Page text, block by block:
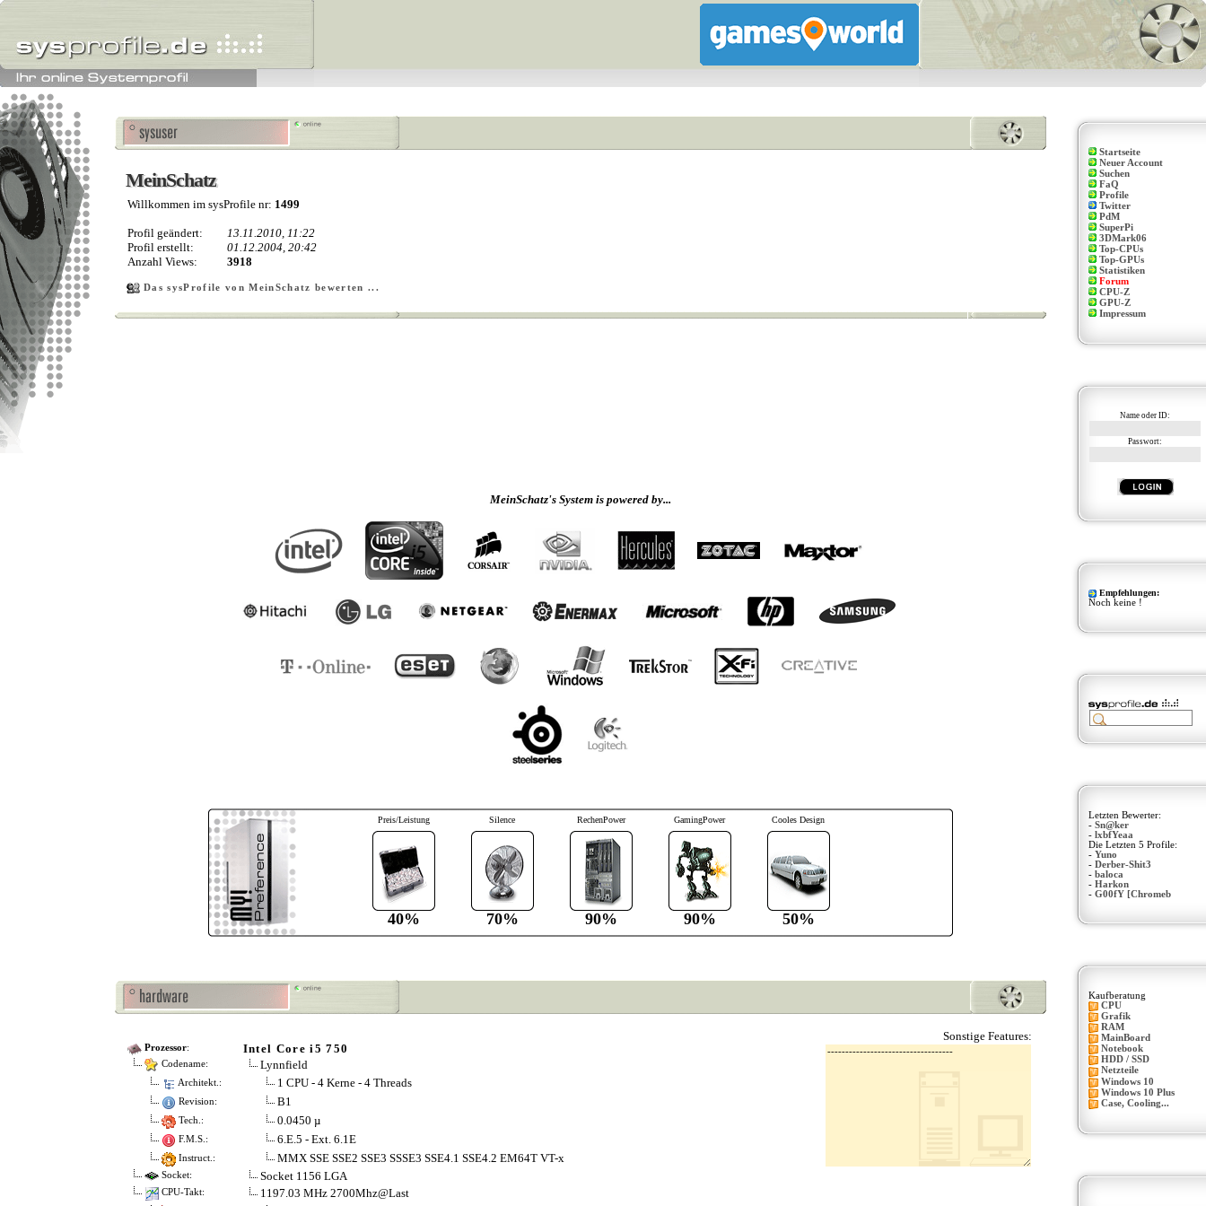
MeinSchatz
MeinSchatz
Willkommen im sysProfile nr: 1499
Profil geändert:
13.11.2010, 11:22
Profil erstellt:
01.12.2004, 20:42
Anzahl Views:
3918
Das sysProfile von MeinSchatz bewerten ...
MeinSchatz's System is powered by...
Preis/Leistung
40%
Silence
70%
RechenPower
90%
GamingPower
90%
Cooles Design
50%
Prozessor: Intel Core i5 750
Sonstige Features:
Codename: Lynnfield
Architekt.: 1 CPU - 4 Kerne - 4 Threads
Revision: B1
Tech.: 0.0450 µ
F.M.S.: 6.E.5 - Ext. 6.1E
Instruct.: MMX SSE SSE2 SSE3 SSSE3 SSE4.1 SSE4.2 EM64T VT-x
Socket: Socket 1156 LGA
CPU-Takt: 1197.03 MHz 2700Mhz@Last
Startseite
Neuer Account
Suchen
FaQ
Profile
Twitter
PdM
SuperPi
3DMark06
Top-CPUs
Top-GPUs
Statistiken
Forum
CPU-Z
GPU-Z
Impressum
Name oder ID:
Passwort:
Empfehlungen:
Noch keine !
Letzten Bewerter:
- Sn@ker
- lxbfYeaa
Die Letzten 5 Profile:
- Yuno
- Derber-Shit3
- baloca
- Harkon
- G00fY [Chromeb
Kaufberatung
CPU
Grafik
RAM
MainBoard
Notebook
HDD / SSD
Netzteile
Windows 10
Windows 10 Plus
Case, Cooling...